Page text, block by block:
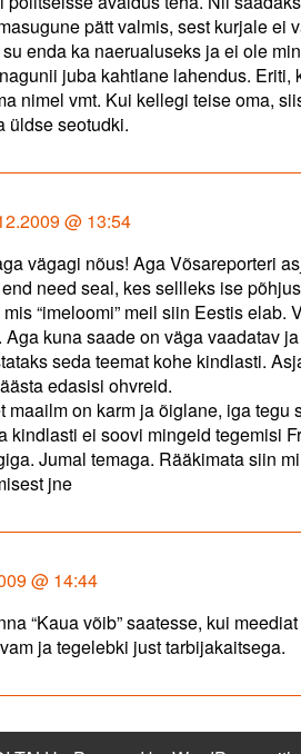
pätt valmis, sest kurjale ei
enda ka naerualuseks ja ei ole
juba kahtlane lahendus. Eriti,
nimel vmt. Kui kellegi teise oma,
üldse seotudki.
@ 13:54
vägagi nõus! Aga Võsareporteri
need seal, kes sellleks ise
“imeloomi” meil siin Eestis elab.
kuna saade on väga vaadatav
seda teemat kohe kindlasti.
edasisi ohvreid.
maailm on karm ja õiglane, iga
kindlasti ei soovi mingeid tegemisi
Jumal temaga. Rääkimata siin
jne
@ 14:44
“Kaua võib” saatesse, kui
ja tegelebki just tarbijakaitsega.